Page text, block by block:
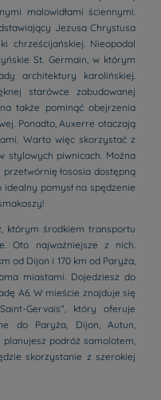
malowidłami ściennymi.
Jezusa Chrystusa
chrześcijańskiej. Nieopodal
St. Germain, w którym
architektury karolińskiej.
starówce zabudowanej
także pominąć obejrzenia
Ponadto, Auxerre otaczają
Warto więc skorzystać z
stylowych piwnicach. Można
łososia dostępną
pomysł na spędzenie
którym środkiem transportu
Oto najważniejsze z nich.
od Dijon i 170 km od Paryża,
miastami. Dojedziesz do
A6. W mieście znajduje się
Gervais", który oferuje
do Paryża, Dijon, Autun,
podróż samolotem,
skorzystanie z szerokiej